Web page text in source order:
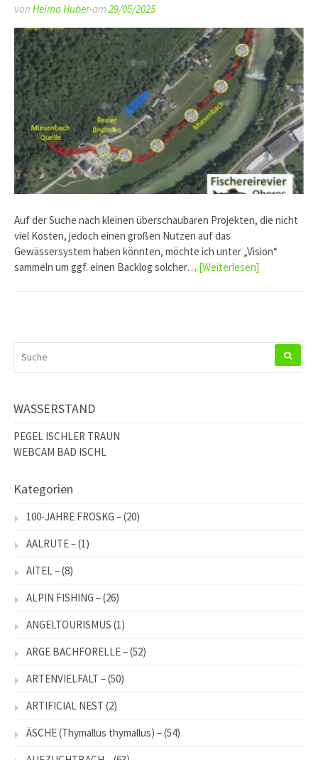
von Heimo Huber-am 29/05/2025
Auf der Suche nach kleinen überschaubaren Projekten, die nicht
viel Kosten, jedoch einen großen Nutzen auf das
Gewässersystem haben könnten, möchte ich unter „Vision“
sammeln um ggf. einen Backlog solcher… [Weiterlesen]
NACH:
WASSERSTAND
PEGEL ISCHLER TRAUN
WEBCAM BAD ISCHL
Kategorien
100-JAHRE FROSKG –(20)
AALRUTE –(1)
AITEL –(8)
ALPIN FISHING –(26)
ANGELTOURISMUS (1)
ARGE BACHFORELLE –(52)
ARTENVIELFALT –(50)
ARTIFICIAL NEST (2)
ÄSCHE (Thymallus thymallus) –(54)